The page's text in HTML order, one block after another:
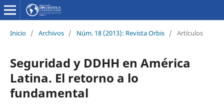
Inicio / Archivos / Núm. 18 (2013): Revista Orbis / Artículos
Seguridad y DDHH en América
Latina. El retorno a lo
fundamental